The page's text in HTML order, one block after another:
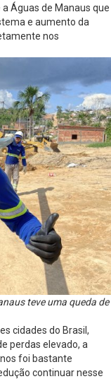
Águas de Manaus que
e aumento da
nos
teve uma queda de
cidades do Brasil,
perdas elevado, a
foi bastante
continuar nesse